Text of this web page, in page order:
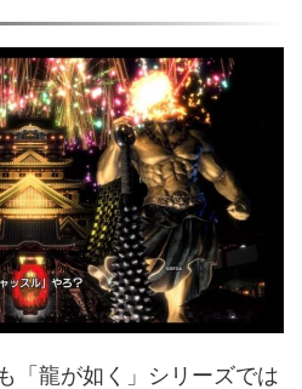
「龍が如く」シリーズでは